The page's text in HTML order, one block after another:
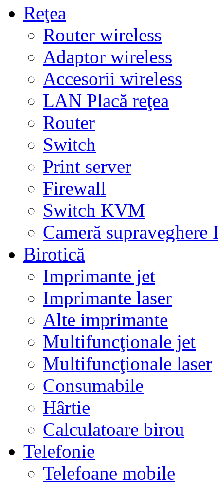
Reţea
Router wireless
Adaptor wireless
Accesorii wireless
LAN Placă reţea
Router
Switch
Print server
Firewall
Switch KVM
Cameră supraveghere
Birotică
Imprimante jet
Imprimante laser
Alte imprimante
Multifuncţionale jet
Multifuncţionale laser
Consumabile
Hârtie
Calculatoare birou
Telefonie
Telefoane mobile